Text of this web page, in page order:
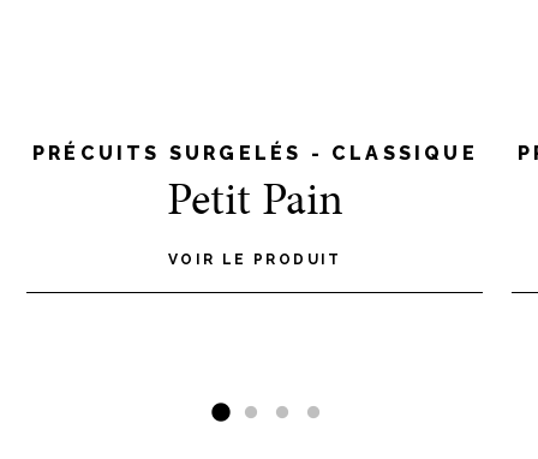
PRÉCUITS SURGELÉS - CLASSIQUE
Petit Pain
VOIR LE PRODUIT